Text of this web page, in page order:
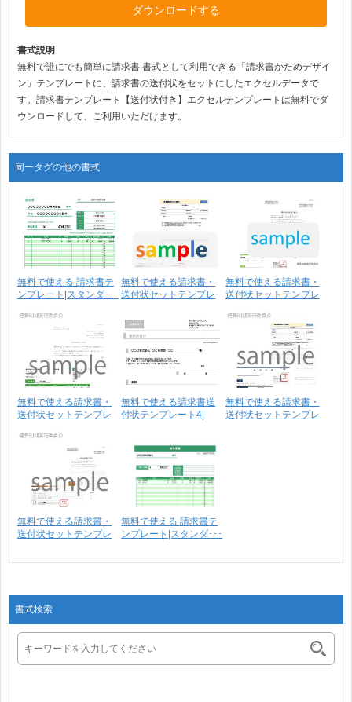
ダウンロードする
書式説明
無料で誰にでも簡単に請求書 書式として利用できる「請求書かためデザイ
ン」テンプレートに、請求書の送付状をセットにしたエクセルデータで
す。請求書テンプレート【送付状付き】エクセルテンプレートは無料でダ
ウンロードして、ご利用いただけます。
同一タグの他の書式
無料で使える 請求書テ
ンプレート|スタンダ･･･
無料で使える請求書・
送付状セットテンプレ
無料で使える請求書・
送付状セットテンプレ
無料で使える請求書・
送付状セットテンプレ
無料で使える請求書送
付状テンプレート4|
無料で使える請求書・
送付状セットテンプレ
無料で使える請求書・
送付状セットテンプレ
無料で使える 請求書テ
ンプレート|スタンダ･･･
書式検索